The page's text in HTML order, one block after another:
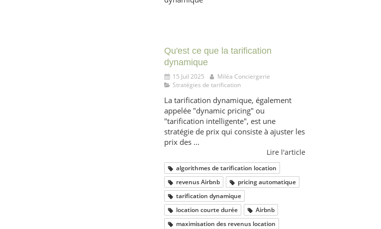
Qu'est ce que la tarification
dynamique
15 Juil 2025
Miléa Conciergerie
Stratégies de tarification
La tarification dynamique, également
appelée "dynamic pricing" ou
"tarification intelligente", est une
stratégie de prix qui consiste à ajuster les
prix des ...
Lire l'article
algorithmes de tarification location
revenus Airbnb
pricing automatique
tarification dynamique
location courte durée
Airbnb
maximisation des revenus location